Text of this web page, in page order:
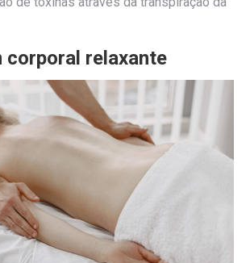
corporal relaxante